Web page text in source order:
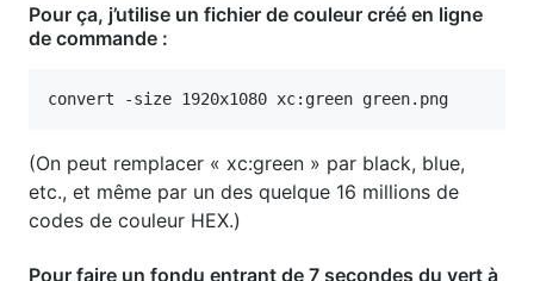
Pour ça, j’utilise un fichier de couleur créé en ligne
de commande :
(On peut remplacer « xc:green » par black, blue,
etc., et même par un des quelque 16 millions de
codes de couleur HEX.)
Pour faire un fondu entrant de 7 secondes du vert à